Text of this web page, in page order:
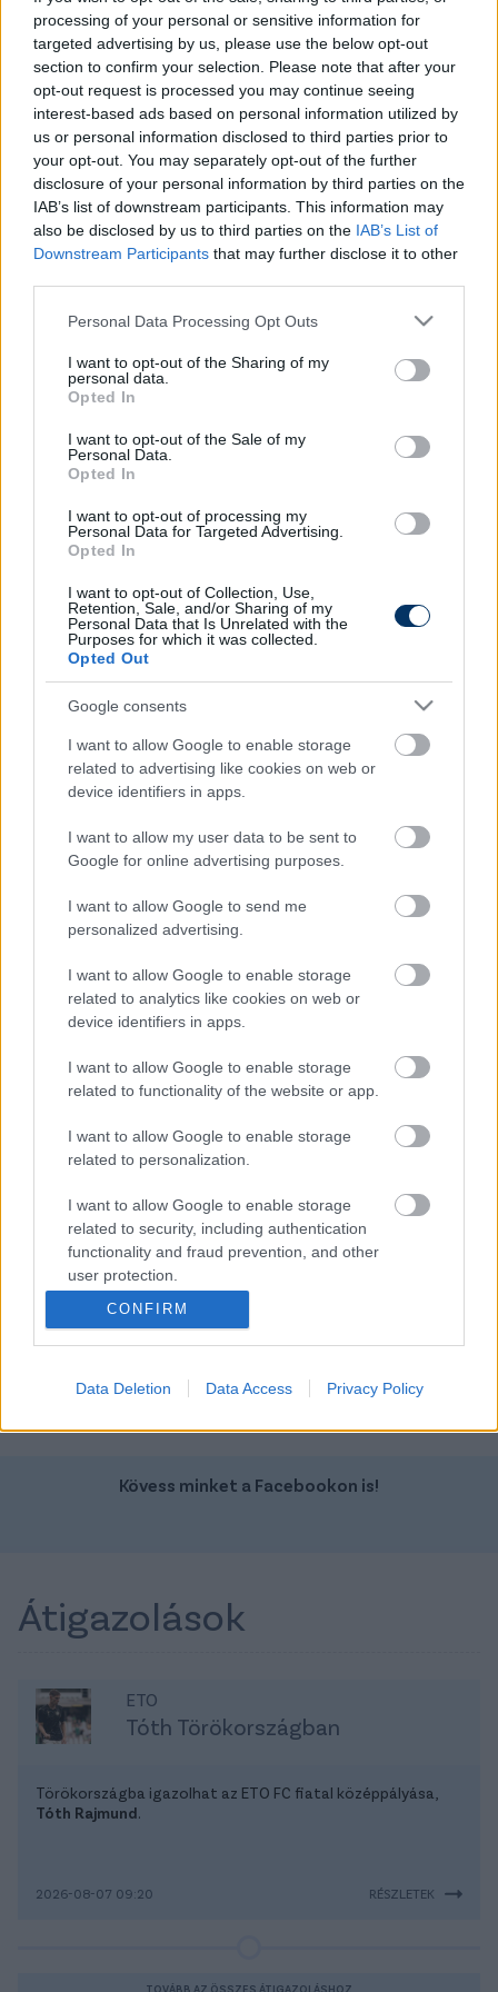
processing of your personal or sensitive information for
targeted advertising by us, please use the below opt-out
section to confirm your selection. Please note that after your
opt-out request is processed you may continue seeing
interest-based ads based on personal information utilized by
us or personal information disclosed to third parties prior to
your opt-out. You may separately opt-out of the further
disclosure of your personal information by third parties on the
IAB’s list of downstream participants. This information may
also be disclosed by us to third parties on the IAB’s List of
Downstream Participants that may further disclose it to other
Please note that this website/app uses one or more Google
not limited to your visit or usage behaviour. You may click to
grant or deny consent to Google and its third-party tags to
use your data for below specified purposes in below Google
consent section.
Personal Data Processing Opt Outs
I want to opt-out of the Sharing of my
personal data.
Opted In
I want to opt-out of the Sale of my
Personal Data.
Opted In
I want to opt-out of processing my
Personal Data for Targeted Advertising.
Opted In
I want to opt-out of Collection, Use,
Retention, Sale, and/or Sharing of my
Personal Data that Is Unrelated with the
Purposes for which it was collected.
Opted Out
Google consents
I want to allow Google to enable storage
related to advertising like cookies on web or
device identifiers in apps.
I want to allow my user data to be sent to
Google for online advertising purposes.
I want to allow Google to send me
personalized advertising.
I want to allow Google to enable storage
related to analytics like cookies on web or
device identifiers in apps.
I want to allow Google to enable storage
related to functionality of the website or app.
I want to allow Google to enable storage
related to personalization.
I want to allow Google to enable storage
related to security, including authentication
functionality and fraud prevention, and other
user protection.
CONFIRM
Data Deletion Data Access Privacy Policy
nagy bejelentésre készül a klub. A görög média
beszámolói szerint ugyanismeghosszabbítják a
sikeredző, Marko Nikolic szerződését.A feleket
már csak egy lépés választja el a végleges
megegyezéstől, így hamarosan alá is írhatják a
papírokat.
Úgy tudni, a szerb edző jelenlegi kontraktusa 2027
nyaráig érvényes, ezt pedig mosttovábbi két évvel
toldanák meg, azaz 2029-ig magukhoz kötnék
Nikolicot.Ez nem is csoda, a trénerrel remek
bajnokságot, a Konferencia Ligában pedig
negyeddöntőig jutott.
Nikoliccsal mindenhová megérkeznek a sikerek: a 46
éves szakember a Partizan Belgráddal bajnok és
kupagyőztes lett, a Videotonnal az NB I-et nyerte
meg, a Lokomotiv Moszkvával az Orosz Kupát, az
emírségekbeli Shababbal a Szuperkupát, aztán a
CSZKA-val is megnyerte az Orosz Kupát, az AEK-kel
pedig a görög élvonalban zárt az élen. Maradásának
Varga is örülhet, a szerb edző ugyanis fontos
alapemberének tartja a magyar válogatott csatárt.
Itt állíthatod be, hogy a Csakfoci az elsők
Tetszett a cikk? Megosztanád?
Link másolása Email küldés
CÍMKÉK: #MARKO NIKOLIC #AEK ATHÉN
Autópiac
Ford Capri
Szín:
Üzemanyag: Elektromos
15 890 000 Ft
Ford Transit
Szín:
Kövess minket a Facebookon is!
Átigazolások
ETO
Tóth Törökországban
Törökországba igazolhat az ETO FC fiatal középpályása,
Tóth Rajmund.
2026-08-07 09:20 RÉSZLETEK
TOVÁBB AZ ÖSSZES ÁTIGAZOLÁSHOZ